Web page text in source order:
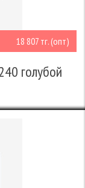
18 807 тг. (опт)
голубой